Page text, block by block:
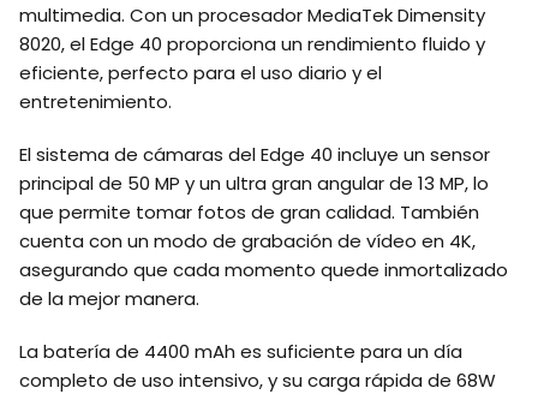
multimedia. Con un procesador MediaTek Dimensity
8020, el Edge 40 proporciona un rendimiento fluido y
eficiente, perfecto para el uso diario y el
entretenimiento.
El sistema de cámaras del Edge 40 incluye un sensor
principal de 50 MP y un ultra gran angular de 13 MP, lo
que permite tomar fotos de gran calidad. También
cuenta con un modo de grabación de vídeo en 4K,
asegurando que cada momento quede inmortalizado
de la mejor manera.
La batería de 4400 mAh es suficiente para un día
completo de uso intensivo, y su carga rápida de 68W